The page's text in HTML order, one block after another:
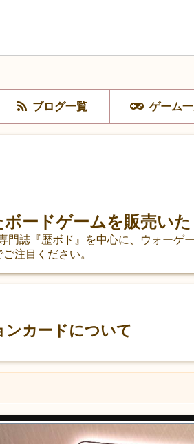
ブログ一覧 ゲーム
ードゲームを販売いた
誌『歴ボド』を中心に、ウォーゲ
注目ください。
ンカードについて